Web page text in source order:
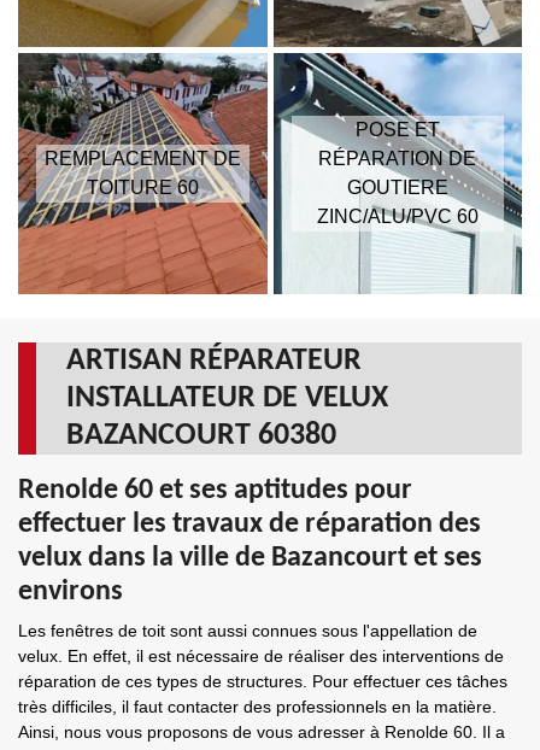
REMPLACEMENT DE
TOITURE 60
POSE ET
RÉPARATION DE
GOUTIERE
ZINC/ALU/PVC 60
ARTISAN RÉPARATEUR
INSTALLATEUR DE VELUX
BAZANCOURT 60380
Renolde 60 et ses aptitudes pour
effectuer les travaux de réparation des
velux dans la ville de Bazancourt et ses
environs
Les fenêtres de toit sont aussi connues sous l'appellation de
velux. En effet, il est nécessaire de réaliser des interventions de
réparation de ces types de structures. Pour effectuer ces tâches
très difficiles, il faut contacter des professionnels en la matière.
Ainsi, nous vous proposons de vous adresser à Renolde 60. Il a